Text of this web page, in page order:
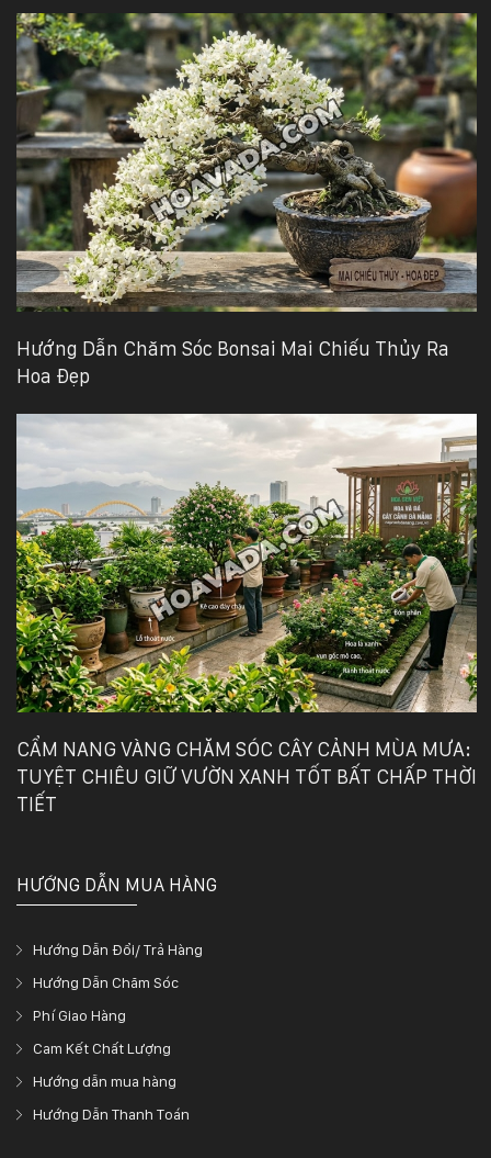
Hướng Dẫn Chăm Sóc Bonsai Mai Chiếu Thủy Ra
Hoa Đẹp
CẨM NANG VÀNG CHĂM SÓC CÂY CẢNH MÙA MƯA:
TUYỆT CHIÊU GIỮ VƯỜN XANH TỐT BẤT CHẤP THỜI
TIẾT
HƯỚNG DẪN MUA HÀNG
Hướng Dẫn Đổi/ Trả Hàng
Hướng Dẫn Chăm Sóc
Phí Giao Hàng
Cam Kết Chất Lượng
Hướng dẫn mua hàng
Hướng Dẫn Thanh Toán